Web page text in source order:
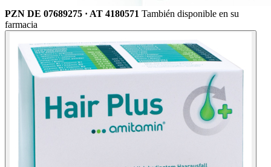
PZN DE 07689275 · AT 4180571 También disponible en su
farmacia